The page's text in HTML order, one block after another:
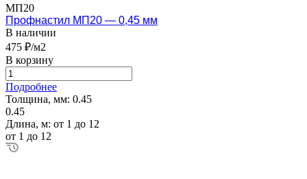
МП20
Профнастил МП20 — 0,45 мм
В наличии
475 ₽/м2
В корзину
Подробнее
Толщина, мм: 0.45
0.45
Длина, м: от 1 до 12
от 1 до 12